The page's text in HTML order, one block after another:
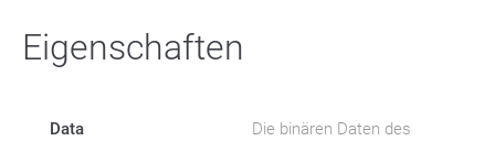
Eigenschaften
Data
Die binären Daten des